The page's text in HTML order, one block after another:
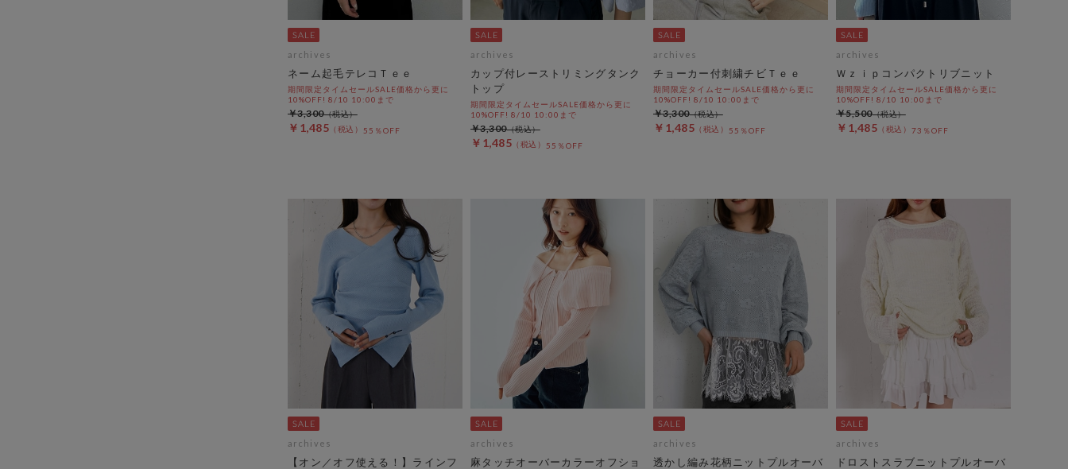
archives
ネーム起毛テレコＴｅｅ
期間限定タイムセールSALE価格から更に
10%OFF! 8/10 10:00まで
￥1,485 55％OFF
￥3,300
archives
カップ付レーストリミングタンク
トップ
期間限定タイムセールSALE価格から更に
10%OFF! 8/10 10:00まで
￥1,485 55％OFF
￥3,300
archives
チョーカー付刺繍チビＴｅｅ
期間限定タイムセールSALE価格から更に
10%OFF! 8/10 10:00まで
￥1,485 55％OFF
￥3,300
archives
Ｗｚｉｐコンパクトリブニット
期間限定タイムセールSALE価格から更に
10%OFF! 8/10 10:00まで
￥1,485 73％OFF
￥5,500
archives
【オン／オフ使える！】ラインフ
archives
麻タッチオーバーカラーオフショ
archives
透かし編み花柄ニットプルオーバ
archives
ドロストスラブニットプルオーバ